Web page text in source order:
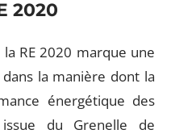
2020
RE 2020 marque une
la manière dont la
énergétique des
du Grenelle de